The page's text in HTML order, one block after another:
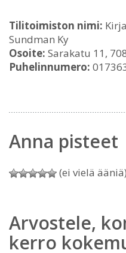
Tilitoimiston nimi:
Sundman Ky
Osoite: Sarakatu 11,
Puhelinnumero:
Anna pisteet
(ei vielä ääniä)
Arvostele,
kerro